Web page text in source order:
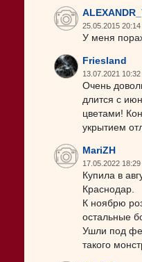
25.05.2015 20:14
У меня
Friesland
13.07.2021 10:32
Очень
длится с
цветами!
укрытием
MariZH
17.05.2022 18:29
Купила в
Краснодар.
К ноябрю
остальные
Ушли под
такого